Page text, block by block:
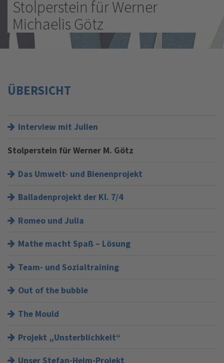
Stolperstein für Werner
Michaelis Götz
ÜBERSICHT
Interview mit Julien
Stolperstein für Werner M. Götz
Das Umwelt- und Bienenprojekt
Balladenprojekt der Kl. 7/4
Romeo und Julia
Mathe macht Spaß – Lösung
Team- und Sozialtraining
Out of the bubble
The Mould
Projekt „Unsterblichkeit“
Unser Stefan-Heim-Projekt